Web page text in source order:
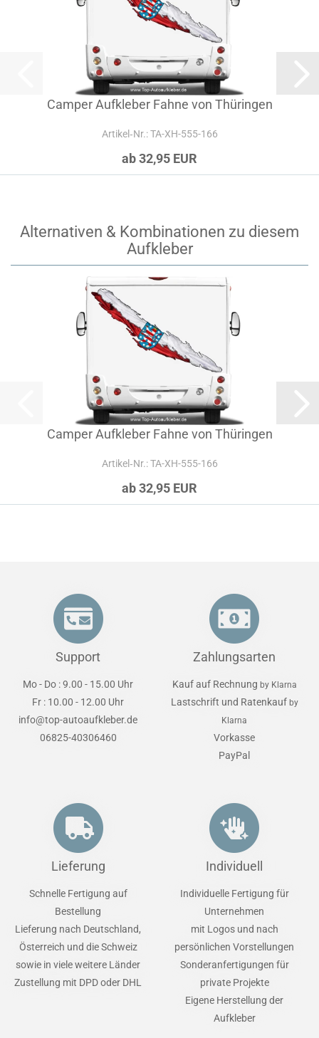
Camper Aufkleber Fahne von Thüringen
Artikel‑Nr.: TA-XH-555-166
ab 32,95 EUR
Alternativen & Kombinationen zu diesem
Aufkleber
Camper Aufkleber Fahne von Thüringen
Artikel‑Nr.: TA-XH-555-166
ab 32,95 EUR
Support
Mo - Do : 9.00 - 15.00 Uhr
Fr : 10.00 - 12.00 Uhr
info@top-autoaufkleber.de
06825-40306460
Zahlungsarten
Kauf auf Rechnung by Klarna
Lastschrift und Ratenkauf by
Klarna
Vorkasse
PayPal
Lieferung
Schnelle Fertigung auf
Bestellung
Lieferung nach Deutschland,
Österreich und die Schweiz
sowie in viele weitere Länder
Zustellung mit DPD oder DHL
Individuell
Individuelle Fertigung für
Unternehmen
mit Logos und nach
persönlichen Vorstellungen
Sonderanfertigungen für
private Projekte
Eigene Herstellung der
Aufkleber